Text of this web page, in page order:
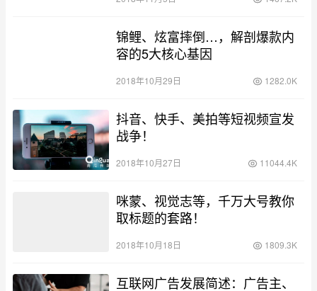
锦鲤、炫富摔倒…，解剖爆款内
容的5大核心基因
2018年10月29日 1282.0K
抖音、快手、美拍等短视频宣发
战争！
2018年10月27日 11044.4K
咪蒙、视觉志等，千万大号教你
取标题的套路！
2018年10月18日 1809.3K
互联网广告发展简述：广告主、